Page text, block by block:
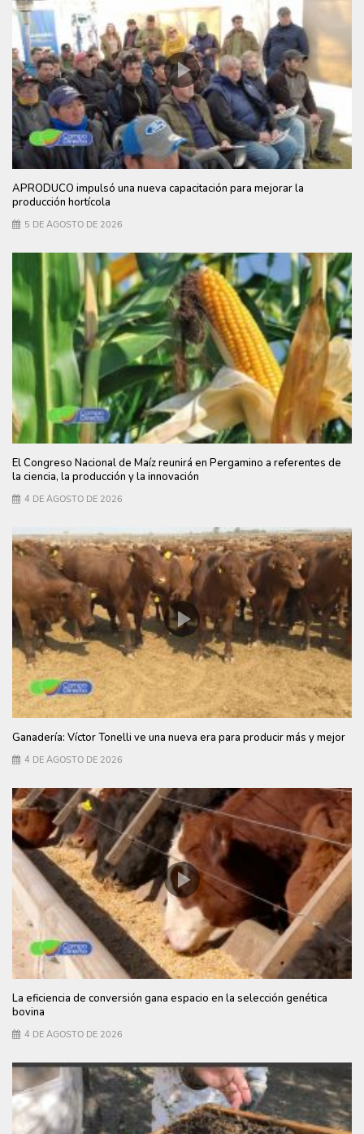
APRODUCO impulsó una nueva capacitación para mejorar la
producción hortícola
5 DE AGOSTO DE 2026
El Congreso Nacional de Maíz reunirá en Pergamino a referentes de
la ciencia, la producción y la innovación
4 DE AGOSTO DE 2026
Ganadería: Víctor Tonelli ve una nueva era para producir más y mejor
4 DE AGOSTO DE 2026
La eficiencia de conversión gana espacio en la selección genética
bovina
4 DE AGOSTO DE 2026